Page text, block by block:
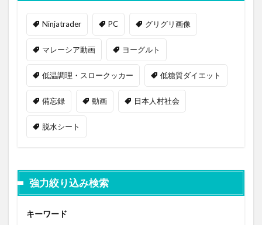
Ninjatrader PC グリグリ画像
マレーシア動画 ヨーグルト
低温調理・スロークッカー 低糖質ダイエット
備忘録 動画 日本人村社会
脱水シート
強力絞り込み検索
キーワード